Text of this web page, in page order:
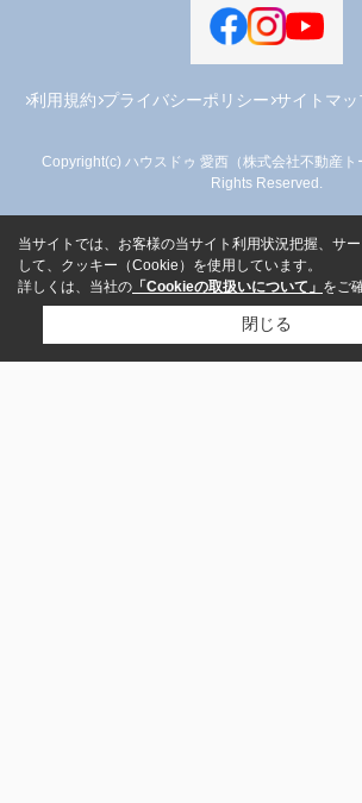
利用規約 プライバシーポリシー サイトマッ
Copyright(c) ハウスドゥ 愛西（株式会社不動産ト
Rights Reserved.
当サイトでは、お客様の当サイト利用状況把握、サ
して、クッキー（Cookie）を使用しています。
詳しくは、当社の 「Cookieの取扱いについて」 をご
閉じる